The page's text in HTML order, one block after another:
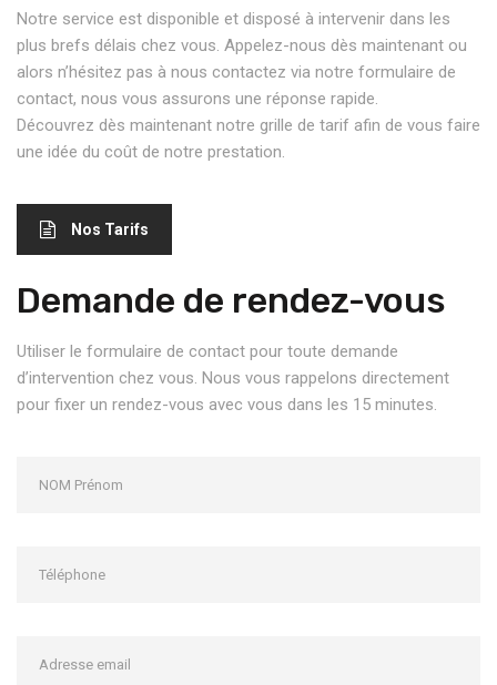
Notre service est disponible et disposé à intervenir dans les
plus brefs délais chez vous. Appelez-nous dès maintenant ou
alors n’hésitez pas à nous contactez via notre formulaire de
contact, nous vous assurons une réponse rapide.
Découvrez dès maintenant notre grille de tarif afin de vous faire
une idée du coût de notre prestation.
Nos Tarifs
Demande de rendez-vous
Utiliser le formulaire de contact pour toute demande
d’intervention chez vous. Nous vous rappelons directement
pour fixer un rendez-vous avec vous dans les 15 minutes.